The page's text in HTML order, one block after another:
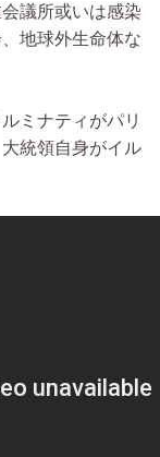
議所或いは感染
地球外生命体な
ミナティがパリ
統領自身がイル